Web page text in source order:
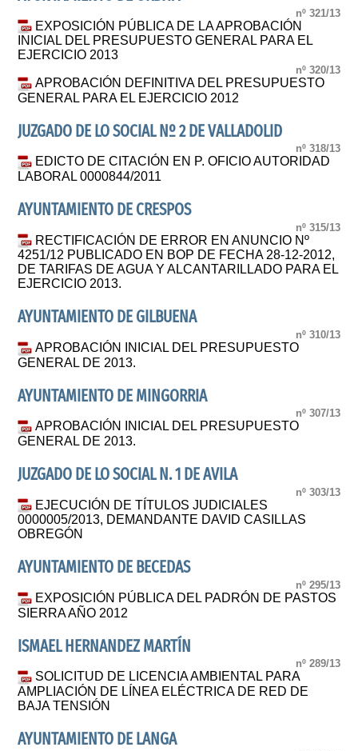
nº 321/13
EXPOSICIÓN PÚBLICA DE LA APROBACIÓN
INICIAL DEL PRESUPUESTO GENERAL PARA EL
EJERCICIO 2013
nº 320/13
APROBACIÓN DEFINITIVA DEL PRESUPUESTO
GENERAL PARA EL EJERCICIO 2012
JUZGADO DE LO SOCIAL Nº 2 DE VALLADOLID
nº 318/13
EDICTO DE CITACIÓN EN P. OFICIO AUTORIDAD
LABORAL 0000844/2011
AYUNTAMIENTO DE CRESPOS
nº 315/13
RECTIFICACIÓN DE ERROR EN ANUNCIO Nº
4251/12 PUBLICADO EN BOP DE FECHA 28-12-2012,
DE TARIFAS DE AGUA Y ALCANTARILLADO PARA EL
EJERCICIO 2013.
AYUNTAMIENTO DE GILBUENA
nº 310/13
APROBACIÓN INICIAL DEL PRESUPUESTO
GENERAL DE 2013.
AYUNTAMIENTO DE MINGORRIA
nº 307/13
APROBACIÓN INICIAL DEL PRESUPUESTO
GENERAL DE 2013.
JUZGADO DE LO SOCIAL N. 1 DE AVILA
nº 303/13
EJECUCIÓN DE TÍTULOS JUDICIALES
0000005/2013, DEMANDANTE DAVID CASILLAS
OBREGÓN
AYUNTAMIENTO DE BECEDAS
nº 295/13
EXPOSICIÓN PÚBLICA DEL PADRÓN DE PASTOS
SIERRA AÑO 2012
ISMAEL HERNANDEZ MARTÍN
nº 289/13
SOLICITUD DE LICENCIA AMBIENTAL PARA
AMPLIACIÓN DE LÍNEA ELÉCTRICA DE RED DE
BAJA TENSIÓN
AYUNTAMIENTO DE LANGA